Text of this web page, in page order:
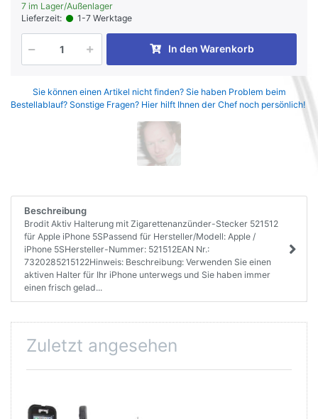
7 im Lager/Außenlager
Lieferzeit:
1-7 Werktage
In den Warenkorb
Sie können einen Artikel nicht finden? Sie haben Problem beim
Bestellablauf? Sonstige Fragen? Hier hilft Ihnen der Chef noch persönlich!
Beschreibung
Brodit Aktiv Halterung mit Zigarettenanzünder-Stecker 521512
für Apple iPhone 5SPassend für Hersteller/Modell: Apple /
iPhone 5SHersteller-Nummer: 521512EAN Nr.:
7320285215122Hinweis: Beschreibung: Verwenden Sie einen
aktiven Halter für Ihr iPhone unterwegs und Sie haben immer
einen frisch gelad...
Zuletzt angesehen